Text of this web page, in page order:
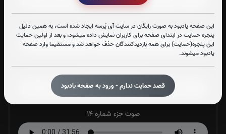
این صفحه یادبود به صورت رایگان در سایت آی پُرسه ایجاد شده است، به همین دلیل
پنجره حمایت در ابتدای صفحه برای کاربران نمایش داده میشود، و بعد از اولین حمایت
این پنجره(حمایت) برای همه بازدیدکنندگان حذف خواهد شد و مستقیما وارد صفحه
یادبود میشوند.
قصد حمایت ندارم - ورود به صفحه یادبود
صوت جزء شماره 12
صوت جزء شماره 13
صوت جزء شماره 14